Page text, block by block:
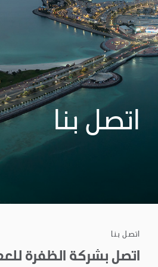
اتصل بنا
اتصل بنا
اتصل بشركة الظفرة